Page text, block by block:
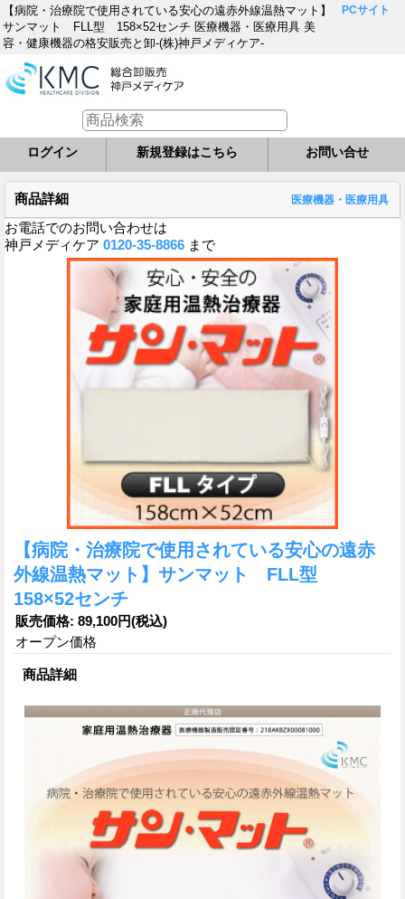
【病院・治療院で使用されている安心の遠赤外線温熱マット】
サンマット FLL型 158×52センチ 医療機器・医療用具 美
容・健康機器の格安販売と卸-(株)神戸メディケア-
PCサイト
ログイン 新規登録はこちら お問い合せ
商品詳細 医療機器・医療用具
お電話でのお問い合わせは
神戸メディケア 0120-35-8866 まで
【病院・治療院で使用されている安心の遠赤
外線温熱マット】サンマット FLL型
158×52センチ
販売価格: 89,100円(税込)
オープン価格
商品詳細